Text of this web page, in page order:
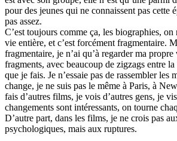
pour des jeunes qui ne connaissent pas cette
pas assez.
C’est toujours comme ça, les biographies, on
vie entière, et c’est forcément fragmentaire.
fragmentaire, je n’ai qu’à regarder ma
fragments, avec beaucoup de zigzags entre
que je fais. Je n’essaie pas de rassembler
change, je ne suis pas le même à Paris, à
fais d’autres films, je vois d’autres gens, je
changements sont intéressants, on tourne
D’autre part, dans les films, je ne crois pas
psychologiques, mais aux ruptures.